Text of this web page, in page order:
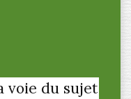
voie du sujet